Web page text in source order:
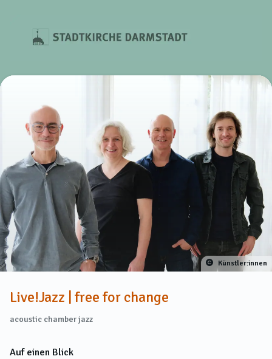
Künstler:innen
Live!Jazz | free for change
acoustic chamber jazz
Auf einen Blick